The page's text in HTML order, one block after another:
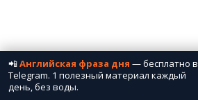
📲Английская фраза дня — бесплатно в
Telegram. 1 полезный материал каждый
день, без воды.